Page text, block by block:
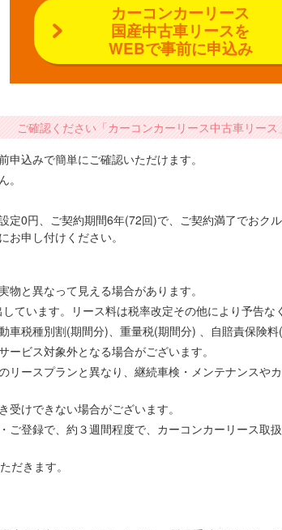
カーコンカーリース
国産中古車リースを
WEBで事前に申込み
ご確認ください「カーコンカーリース中古車リース
込みで簡単にご確認いただけます。
定0円、ご契約期間6年(72回)で、ご契約満了でおク
申し付けください。
と異なって見える場合があります。
ています。リース料は税率改定その他により予告な
税種別割(期間分)、重量税(期間分) 、自賠責保険
ビス対象外となる場合がございます。
リースプランと異なり、継続車検・メンテナンス
けできない場合がございます。
登録で、約３週間程度で、カーコンカーリース取
だきます。